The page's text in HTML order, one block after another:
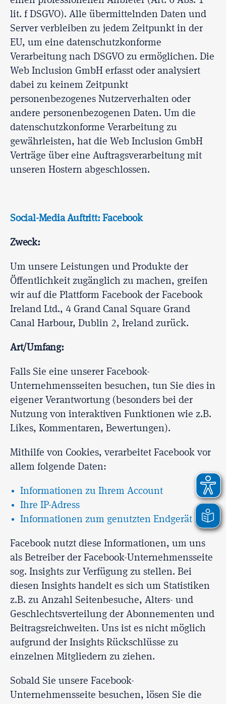
lit. f DSGVO). Alle übermittelnden Daten und
Server verbleiben zu jedem Zeitpunkt in der
EU, um eine datenschutzkonforme
Verarbeitung nach DSGVO zu ermöglichen. Die
Web Inclusion GmbH erfasst oder analysiert
dabei zu keinem Zeitpunkt
personenbezogenes Nutzerverhalten oder
andere personenbezogenen Daten. Um die
datenschutzkonforme Verarbeitung zu
gewährleisten, hat die Web Inclusion GmbH
Verträge über eine Auftragsverarbeitung mit
unseren Hostern abgeschlossen.
Social-Media Auftritt: Facebook
Zweck:
Um unsere Leistungen und Produkte der
Öffentlichkeit zugänglich zu machen, greifen
wir auf die Plattform Facebook der Facebook
Ireland Ltd., 4 Grand Canal Square Grand
Canal Harbour, Dublin 2, Ireland zurück.
Art/Umfang:
Falls Sie eine unserer Facebook-
Unternehmensseiten besuchen, tun Sie dies in
eigener Verantwortung (besonders bei der
Nutzung von interaktiven Funktionen wie z.B.
Likes, Kommentaren, Bewertungen).
Mithilfe von Cookies, verarbeitet Facebook vor
allem folgende Daten:
Informationen zu Ihrem Account
Ihre IP-Adress
Informationen zum genutzten Endgerät
Facebook nutzt diese Informationen, um uns
als Betreiber der Facebook-Unternehmensseite
sog. Insights zur Verfügung zu stellen. Bei
diesen Insights handelt es sich um Statistiken
z.B. zu Anzahl Seitenbesuche, Alters- und
Geschlechtsverteilung der Abonnementen und
Beitragsreichweiten. Uns ist es nicht möglich
aufgrund der Insights Rückschlüsse zu
einzelnen Mitgliedern zu ziehen.
Sobald Sie unsere Facebook-
Unternehmensseite besuchen, lösen Sie die